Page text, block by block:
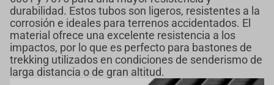
durabilidad. Estos tubos son ligeros, resistentes a la
corrosión e ideales para terrenos accidentados. El
material ofrece una excelente resistencia a los
impactos, por lo que es perfecto para bastones de
trekking utilizados en condiciones de senderismo de
larga distancia o de gran altitud.